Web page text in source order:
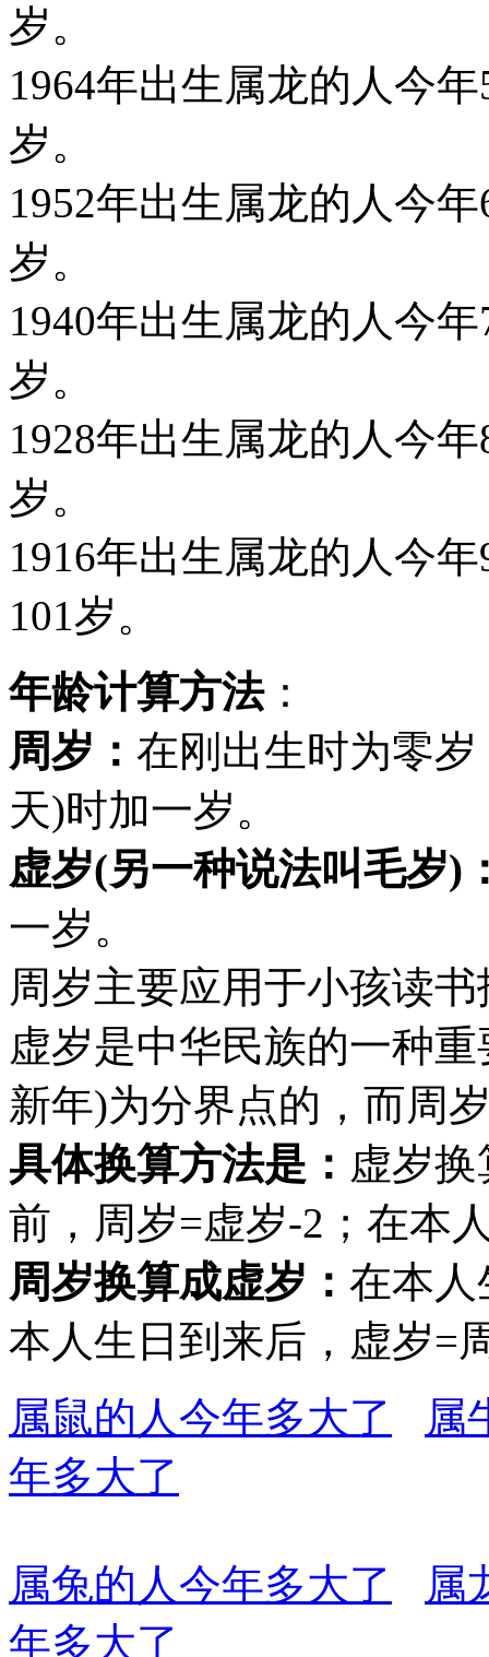
岁。
1964年出生属龙的人今
岁。
1952年出生属龙的人今
岁。
1940年出生属龙的人今
岁。
1928年出生属龙的人今
岁。
1916年出生属龙的人今
101岁。
年龄计算方法：
周岁： 在刚出生时为零
天)时加一岁。
虚岁(另一种说法叫毛岁)
一岁。
周岁主要应用于小孩读
虚岁是中华民族的一种
新年)为分界点的，而周
具体换算方法是： 虚岁
前，周岁=虚岁-2；在本
周岁换算成虚岁： 在本人
本人生日到来后，虚岁=
属鼠的人今年多大了
属
年多大了
属兔的人今年多大了
属
年多大了